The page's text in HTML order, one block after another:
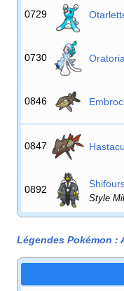
0729
0730 Oratoria
0846
0847
0892
Style
Légendes Pokémon :